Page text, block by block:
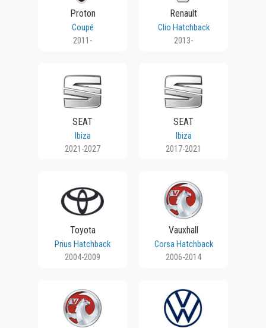
Proton
Coupé
2011-
Renault
Clio Hatchback
2013-
SEAT
Ibiza
2021-2027
SEAT
Ibiza
2017-2021
Toyota
Prius Hatchback
2004-2009
Vauxhall
Corsa Hatchback
2006-2014